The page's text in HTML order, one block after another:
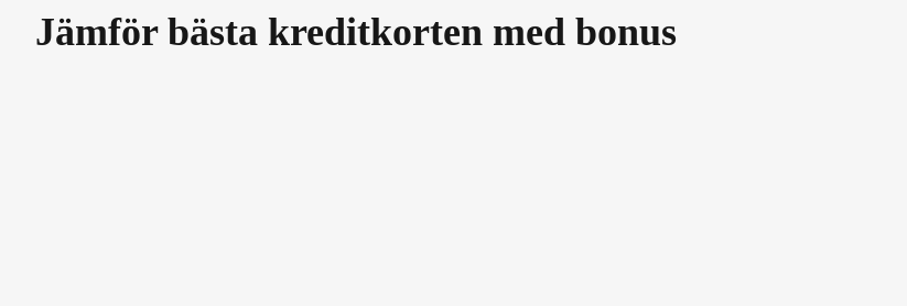
Jämför bästa kreditkorten med bonus